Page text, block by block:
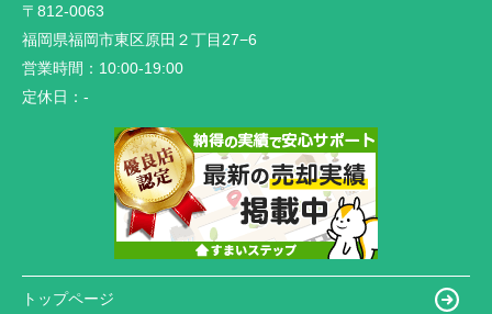
〒812-0063
福岡県福岡市東区原田２丁目27−6
営業時間： 10:00-19:00
定休日： -
トップページ